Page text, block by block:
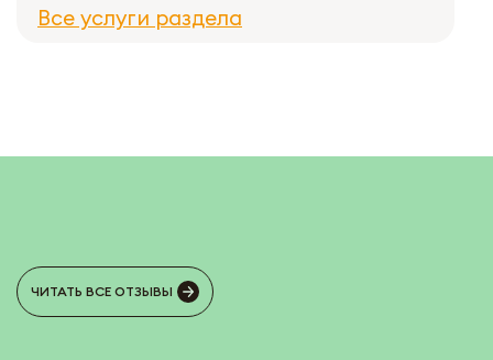
Все услуги раздела
ЧИТАТЬ ВСЕ ОТЗЫВЫ